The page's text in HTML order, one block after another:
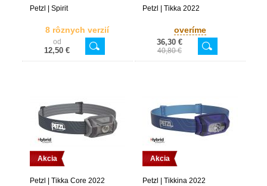
Petzl | Spirit
8 rôznych verzií
od
12,50 €
Petzl | Tikka 2022
overíme
36,30 €
40,80 €
Akcia
Petzl | Tikka Core 2022
Akcia
Petzl | Tikkina 2022